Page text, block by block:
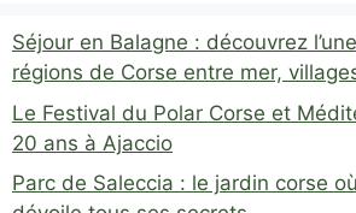
Séjour en Balagne : découvrez
régions de Corse entre mer,
Le Festival du Polar Corse et
20 ans à Ajaccio
Parc de Saleccia : le jardin corse